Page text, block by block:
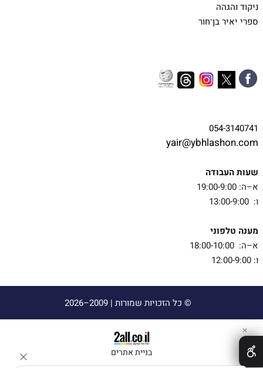
ניקוד והגהה
ספרי יאיר בן־חור
054-3140741
yair@ybhlashon.com
שעות העבודה
א–ה: 19:00-9:00
ו: 13:00-9:00
מענה טלפוני
א–ה: 18:00-10:00
ו: 12:00-9:00
© כל הזכויות שמורות |
בניית אתרים
✕